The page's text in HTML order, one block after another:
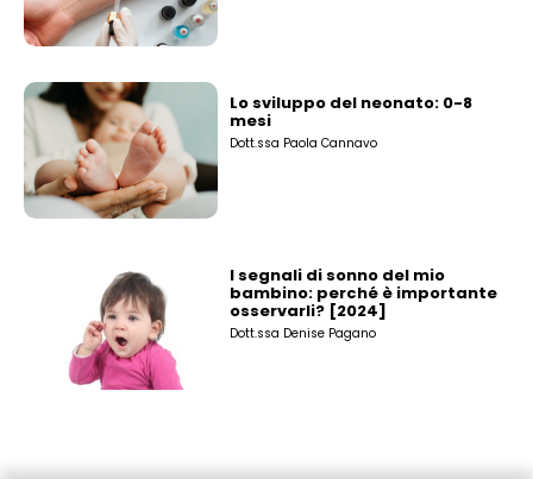
Lo sviluppo del neonato: 0-8
mesi
Dott.ssa Paola Cannavo
I segnali di sonno del mio
bambino: perché è importante
osservarli? [2024]
Dott.ssa Denise Pagano